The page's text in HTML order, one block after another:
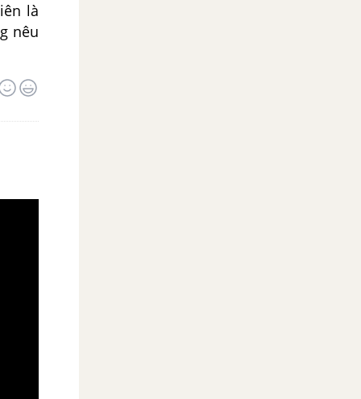
là
nêu